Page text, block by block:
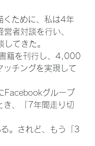
くために、私は4年
者対談を行い、
てきた。
籍を刊行し、4,000
ッチングを実現して
グループ
き、「7年間走り切
。されど、もう「3